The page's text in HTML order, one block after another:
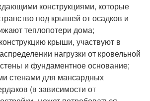
конструкциями, которые
под крышей от осадков и
теплопотери дома;
крыши, участвуют в
нагрузки от кровельной
и фундаментное основание;
стенами для мансардных
(в зависимости от